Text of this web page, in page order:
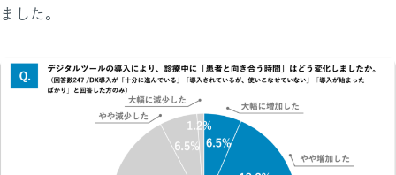
ました。